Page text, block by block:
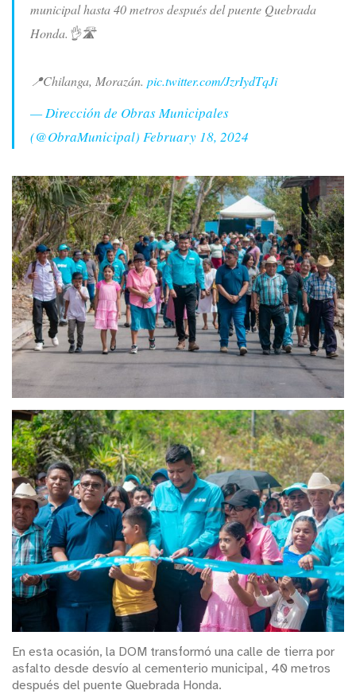
municipal hasta 40 metros después del puente Quebrada
Honda.👌🛣️
📍Chilanga, Morazán. pic.twitter.com/JzrIydTqJi
— Dirección de Obras Municipales
(@ObraMunicipal) February 18, 2024
En esta ocasión, la DOM transformó una calle de tierra por
asfalto desde desvío al cementerio municipal, 40 metros
después del puente Quebrada Honda.